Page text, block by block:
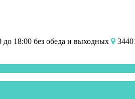
18:00 без обеда и выходных